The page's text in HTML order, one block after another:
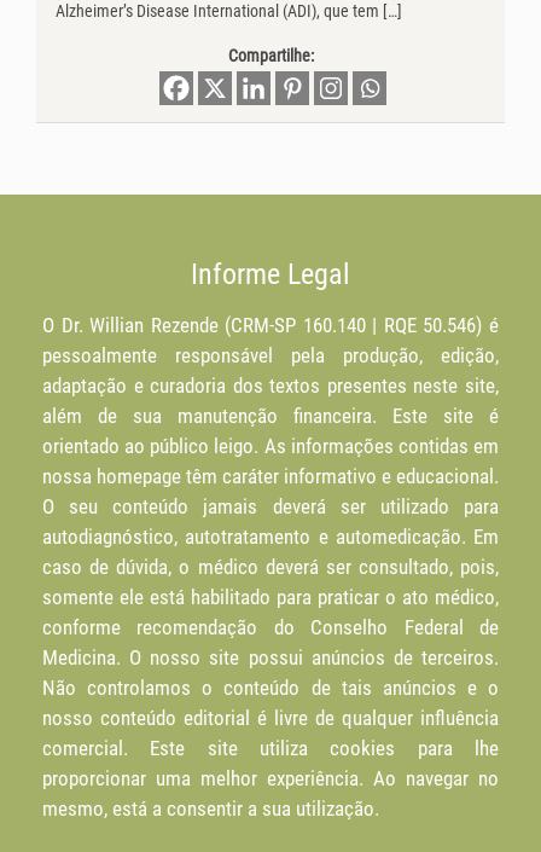
Alzheimer’s Disease International (ADI), que tem […]
Compartilhe:
Informe Legal
O Dr. Willian Rezende (CRM-SP 160.140 | RQE 50.546) é
pessoalmente responsável pela produção, edição,
adaptação e curadoria dos textos presentes neste site,
além de sua manutenção financeira. Este site é
orientado ao público leigo. As informações contidas em
nossa homepage têm caráter informativo e educacional.
O seu conteúdo jamais deverá ser utilizado para
autodiagnóstico, autotratamento e automedicação. Em
caso de dúvida, o médico deverá ser consultado, pois,
somente ele está habilitado para praticar o ato médico,
conforme recomendação do Conselho Federal de
Medicina. O nosso site possui anúncios de terceiros.
Não controlamos o conteúdo de tais anúncios e o
nosso conteúdo editorial é livre de qualquer influência
comercial. Este site utiliza cookies para lhe
proporcionar uma melhor experiência. Ao navegar no
mesmo, está a consentir a sua utilização.